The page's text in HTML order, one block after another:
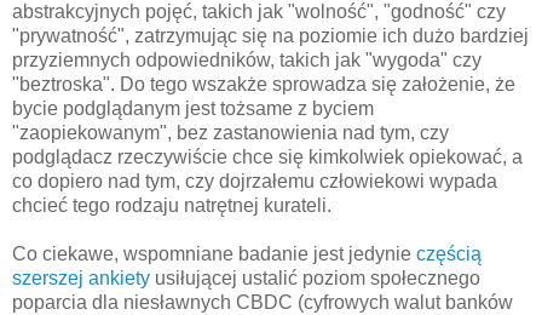
abstrakcyjnych pojęć, takich jak "wolność", "godność" czy
"prywatność", zatrzymując się na poziomie ich dużo bardziej
przyziemnych odpowiedników, takich jak "wygoda" czy
"beztroska". Do tego wszakże sprowadza się założenie, że
bycie podglądanym jest tożsame z byciem
"zaopiekowanym", bez zastanowienia nad tym, czy
podglądacz rzeczywiście chce się kimkolwiek opiekować, a
co dopiero nad tym, czy dojrzałemu człowiekowi wypada
chcieć tego rodzaju natrętnej kurateli.
Co ciekawe, wspomniane badanie jest jedynie częścią
szerszej ankiety usiłującej ustalić poziom społecznego
poparcia dla niesławnych CBDC (cyfrowych walut banków